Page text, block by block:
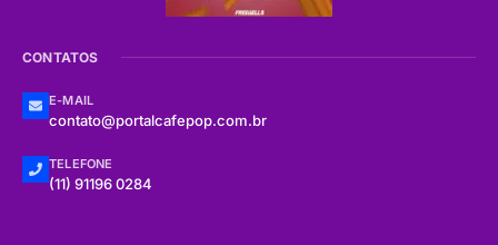
CONTATOS
E-MAIL
contato@portalcafepop.com.br
TELEFONE
(11) 91196 0284